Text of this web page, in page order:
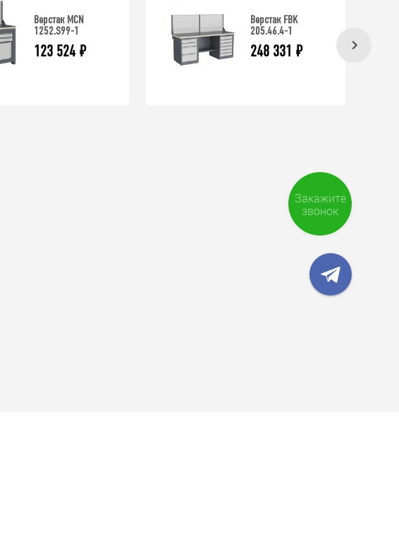
Верстак MCN
1252.S99-1
123 524 ₽
Верстак FBK
205.46.4-1
248 331 ₽
Закажите
звонок